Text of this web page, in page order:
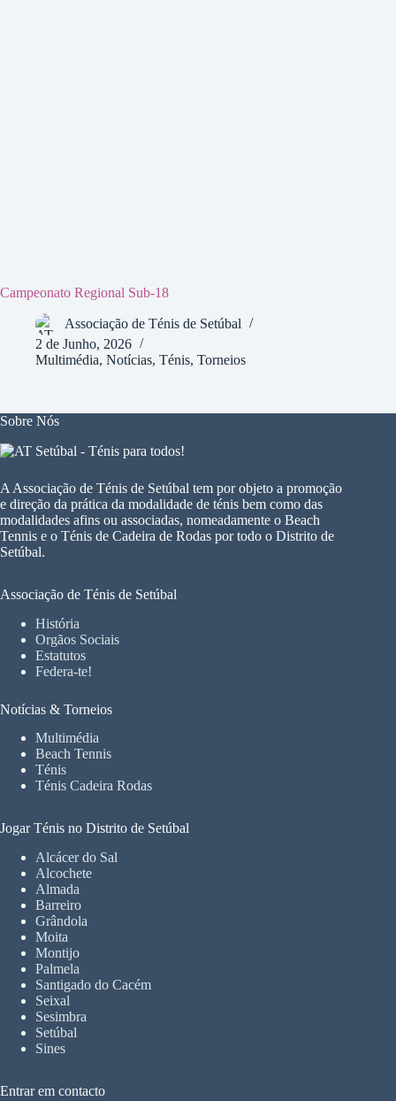
Campeonato Regional Sub-18
Associação de Ténis de Setúbal
2 de Junho, 2026
Multimédia, Notícias, Ténis, Torneios
Sobre Nós
A Associação de Ténis de Setúbal tem por objeto a promoção
e direção da prática da modalidade de ténis bem como das
modalidades afins ou associadas, nomeadamente o Beach
Tennis e o Ténis de Cadeira de Rodas por todo o Distrito de
Setúbal.
Associação de Ténis de Setúbal
História
Orgãos Sociais
Estatutos
Federa-te!
Notícias & Torneios
Multimédia
Beach Tennis
Ténis
Ténis Cadeira Rodas
Jogar Ténis no Distrito de Setúbal
Alcácer do Sal
Alcochete
Almada
Barreiro
Grândola
Moita
Montijo
Palmela
Santigado do Cacém
Seixal
Sesimbra
Setúbal
Sines
Entrar em contacto